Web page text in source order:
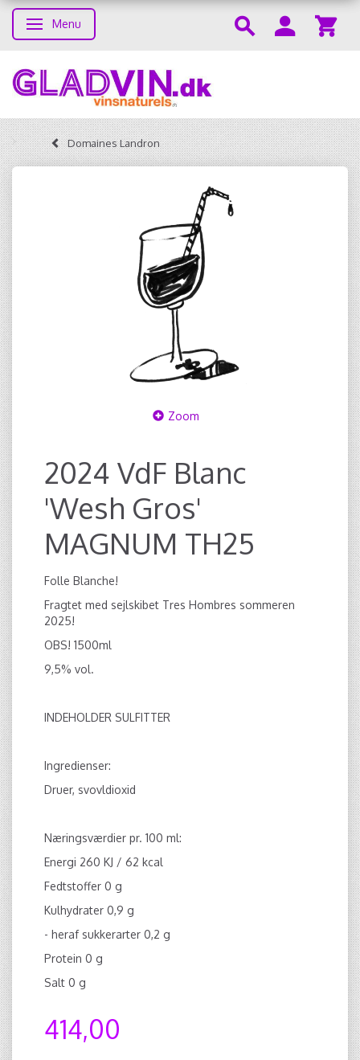
Skifte navigation
Menu
Domaines Landron
Zoom
2024 VdF Blanc
'Wesh Gros'
MAGNUM TH25
Folle Blanche!
Fragtet med sejlskibet Tres Hombres sommeren
2025!
OBS! 1500ml
9,5% vol.
INDEHOLDER SULFITTER
Ingredienser:
Druer, svovldioxid
Næringsværdier pr. 100 ml:
Energi 260 KJ / 62 kcal
Fedtstoffer 0 g
Kulhydrater 0,9 g
- heraf sukkerarter 0,2 g
Protein 0 g
Salt 0 g
414,00